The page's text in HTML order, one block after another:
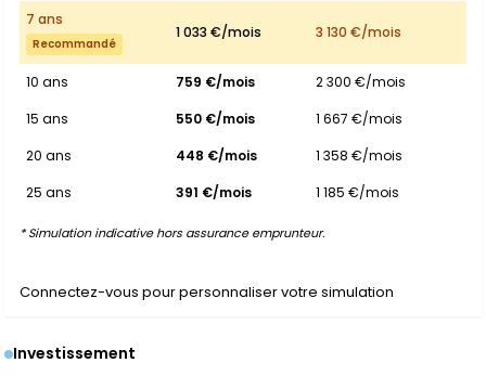
7 ans
Recommandé
1 033 €/mois 3 130 €/mois
10 ans 759 €/mois
2 300 €/mois
15 ans
550 €/mois
1 667 €/mois
20 ans
448 €/mois
1 358 €/mois
25 ans
391 €/mois 1 185 €/mois
* Simulation indicative hors assurance emprunteur.
Connectez-vous pour personnaliser votre simulation
Investissement